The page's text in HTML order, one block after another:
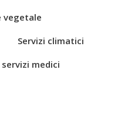
vegetale
Servizi climatici
servizi medici